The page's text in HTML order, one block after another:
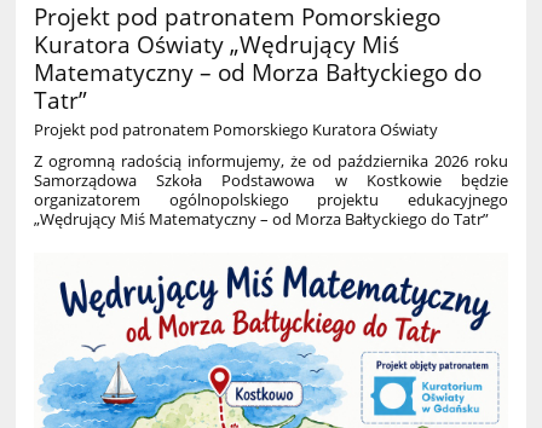
Projekt pod patronatem Pomorskiego
Kuratora Oświaty „Wędrujący Miś
Matematyczny – od Morza Bałtyckiego do
Tatr”
Projekt pod patronatem Pomorskiego Kuratora Oświaty
Z ogromną radością informujemy, że od października 2026 roku
Samorządowa Szkoła Podstawowa w Kostkowie będzie
organizatorem ogólnopolskiego projektu edukacyjnego
„Wędrujący Miś Matematyczny – od Morza Bałtyckiego do Tatr”